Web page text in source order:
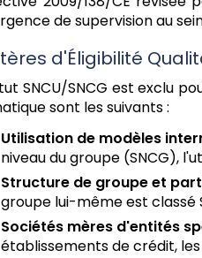
de supervision au
d'Éligibilité
SNCU/SNCG est exclu
sont les suivants :
Utilisation de modèles
niveau du groupe (SNCG),
Structure de groupe et
groupe lui-même est classé
Sociétés mères d'entités
établissements de crédit,